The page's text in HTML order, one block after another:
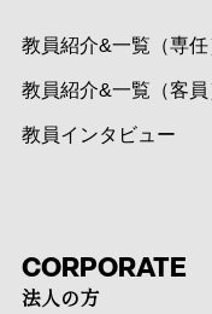
教員紹介&一覧（専任
教員紹介&一覧（客員
教員インタビュー
CORPORATE
法人の方